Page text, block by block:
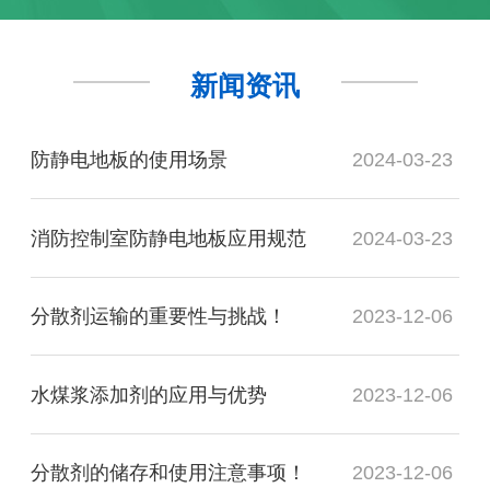
新闻资讯
防静电地板的使用场景 2024-03-23
消防控制室防静电地板应用规范 2024-03-23
分散剂运输的重要性与挑战！ 2023-12-06
水煤浆添加剂的应用与优势 2023-12-06
分散剂的储存和使用注意事项！ 2023-12-06